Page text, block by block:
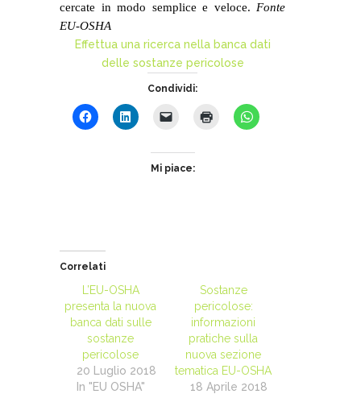
cercate in modo semplice e veloce. Fonte
EU-OSHA
Effettua una ricerca nella banca dati
delle sostanze pericolose
Condividi:
Mi piace:
Correlati
L’EU-OSHA
presenta la nuova
banca dati sulle
sostanze
pericolose
20 Luglio 2018
In "EU OSHA"
Sostanze
pericolose:
informazioni
pratiche sulla
nuova sezione
tematica EU-OSHA
18 Aprile 2018